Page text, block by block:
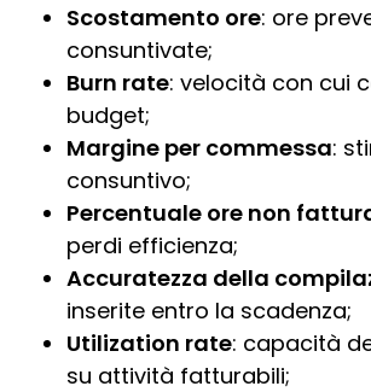
Scostamento ore: ore
consuntivate;
Burn rate: velocità con cui
budget;
Margine per commessa:
consuntivo;
Percentuale ore non
perdi efficienza;
Accuratezza della
inserite entro la scadenza;
Utilization rate: capacità
su attività fatturabili;